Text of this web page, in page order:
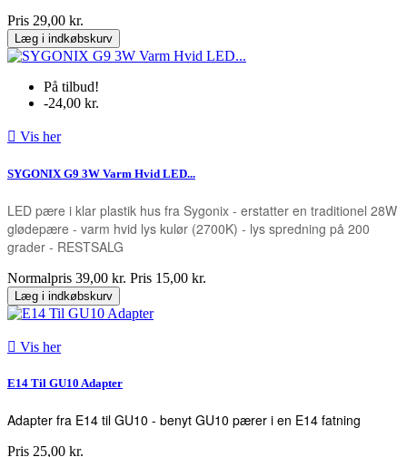
Pris 29,00 kr.
Læg i indkøbskurv
På tilbud!
-24,00 kr.
 Vis her
SYGONIX G9 3W Varm Hvid LED...
LED pære i klar plastik hus fra Sygonix - erstatter en traditionel 28W
glødepære - varm hvid lys kulør (2700K) - lys spredning på 200
grader - RESTSALG
Normalpris 39,00 kr. Pris 15,00 kr.
Læg i indkøbskurv
 Vis her
E14 Til GU10 Adapter
Adapter fra E14 til GU10 - benyt GU10 pærer i en E14 fatning
Pris 25,00 kr.